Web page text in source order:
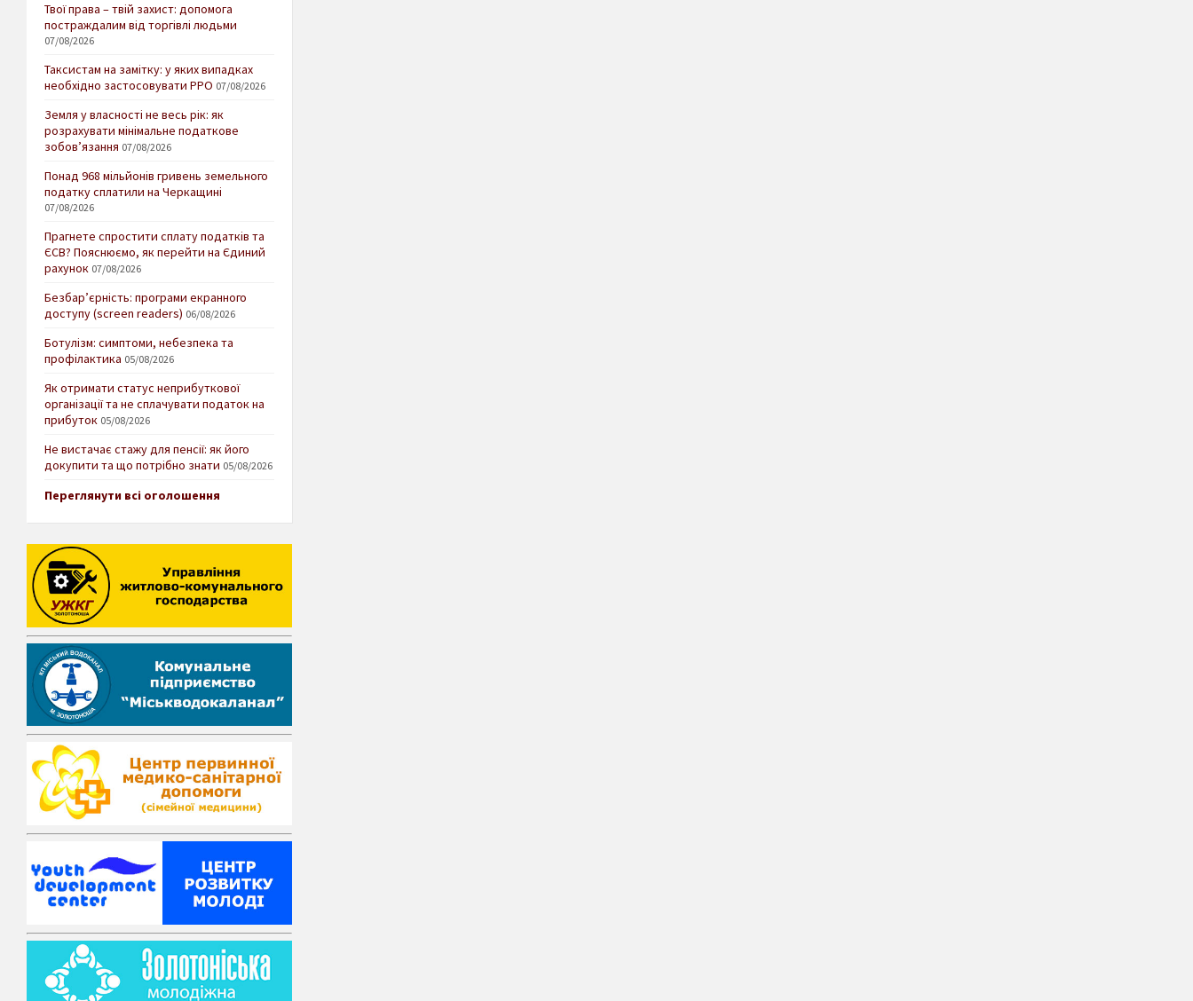
Твої права – твій захист: допомога
постраждалим від торгівлі людьми
07/08/2026
Таксистам на замітку: у яких випадках
необхідно застосовувати РРО 07/08/2026
Земля у власності не весь рік: як
розрахувати мінімальне податкове
зобов’язання 07/08/2026
Понад 968 мільйонів гривень земельного
податку сплатили на Черкащині
07/08/2026
Прагнете спростити сплату податків та
ЄСВ? Пояснюємо, як перейти на Єдиний
рахунок 07/08/2026
Безбар’єрність: програми екранного
доступу (screen readers) 06/08/2026
Ботулізм: симптоми, небезпека та
профілактика 05/08/2026
Як отримати статус неприбуткової
організації та не сплачувати податок на
прибуток 05/08/2026
Не вистачає стажу для пенсії: як його
докупити та що потрібно знати 05/08/2026
Переглянути всі оголошення